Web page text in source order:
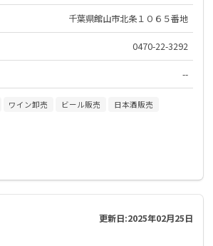
千葉県館山市北条１０６５番地
0470-22-3292
--
ワイン卸売 ビール販売
日本酒販売
更新日:2025年02月25日